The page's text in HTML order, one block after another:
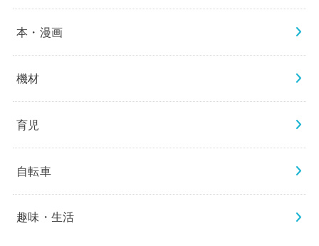
本・漫画
機材
育児
自転車
趣味・生活